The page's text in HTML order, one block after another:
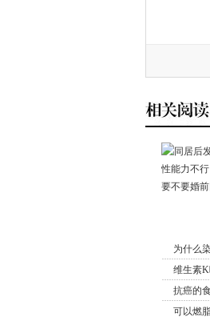
为什么
维生素
抗癌的
可以燃